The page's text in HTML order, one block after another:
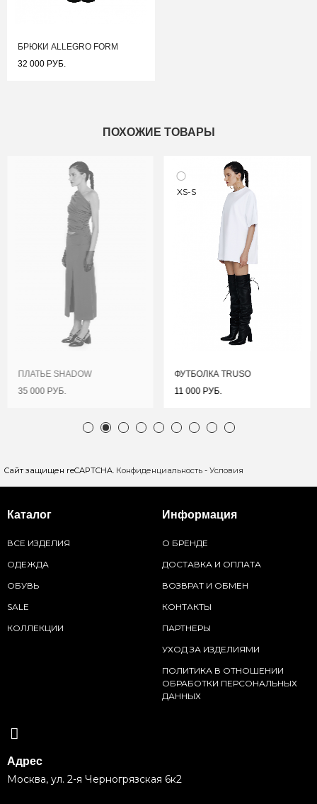
БРЮКИ ALLEGRO FORM
32 000 РУБ.
ПОХОЖИЕ ТОВАРЫ
ПЛАТЬЕ SHADOW
35 000 РУБ.
XS-S
ФУТБОЛКА TRUSO
11 000 РУБ.
Сайт защищен reCAPTCHA. Конфиденциальность - Условия
Каталог
ВСЕ ИЗДЕЛИЯ
ОДЕЖДА
ОБУВЬ
SALE
КОЛЛЕКЦИИ
Информация
О БРЕНДЕ
ДОСТАВКА И ОПЛАТА
ВОЗВРАТ И ОБМЕН
КОНТАКТЫ
ПАРТНЕРЫ
УХОД ЗА ИЗДЕЛИЯМИ
ПОЛИТИКА В ОТНОШЕНИИ
ОБРАБОТКИ ПЕРСОНАЛЬНЫХ
ДАННЫХ
Адрес
Москва, ул. 2-я Черногрязская 6к2